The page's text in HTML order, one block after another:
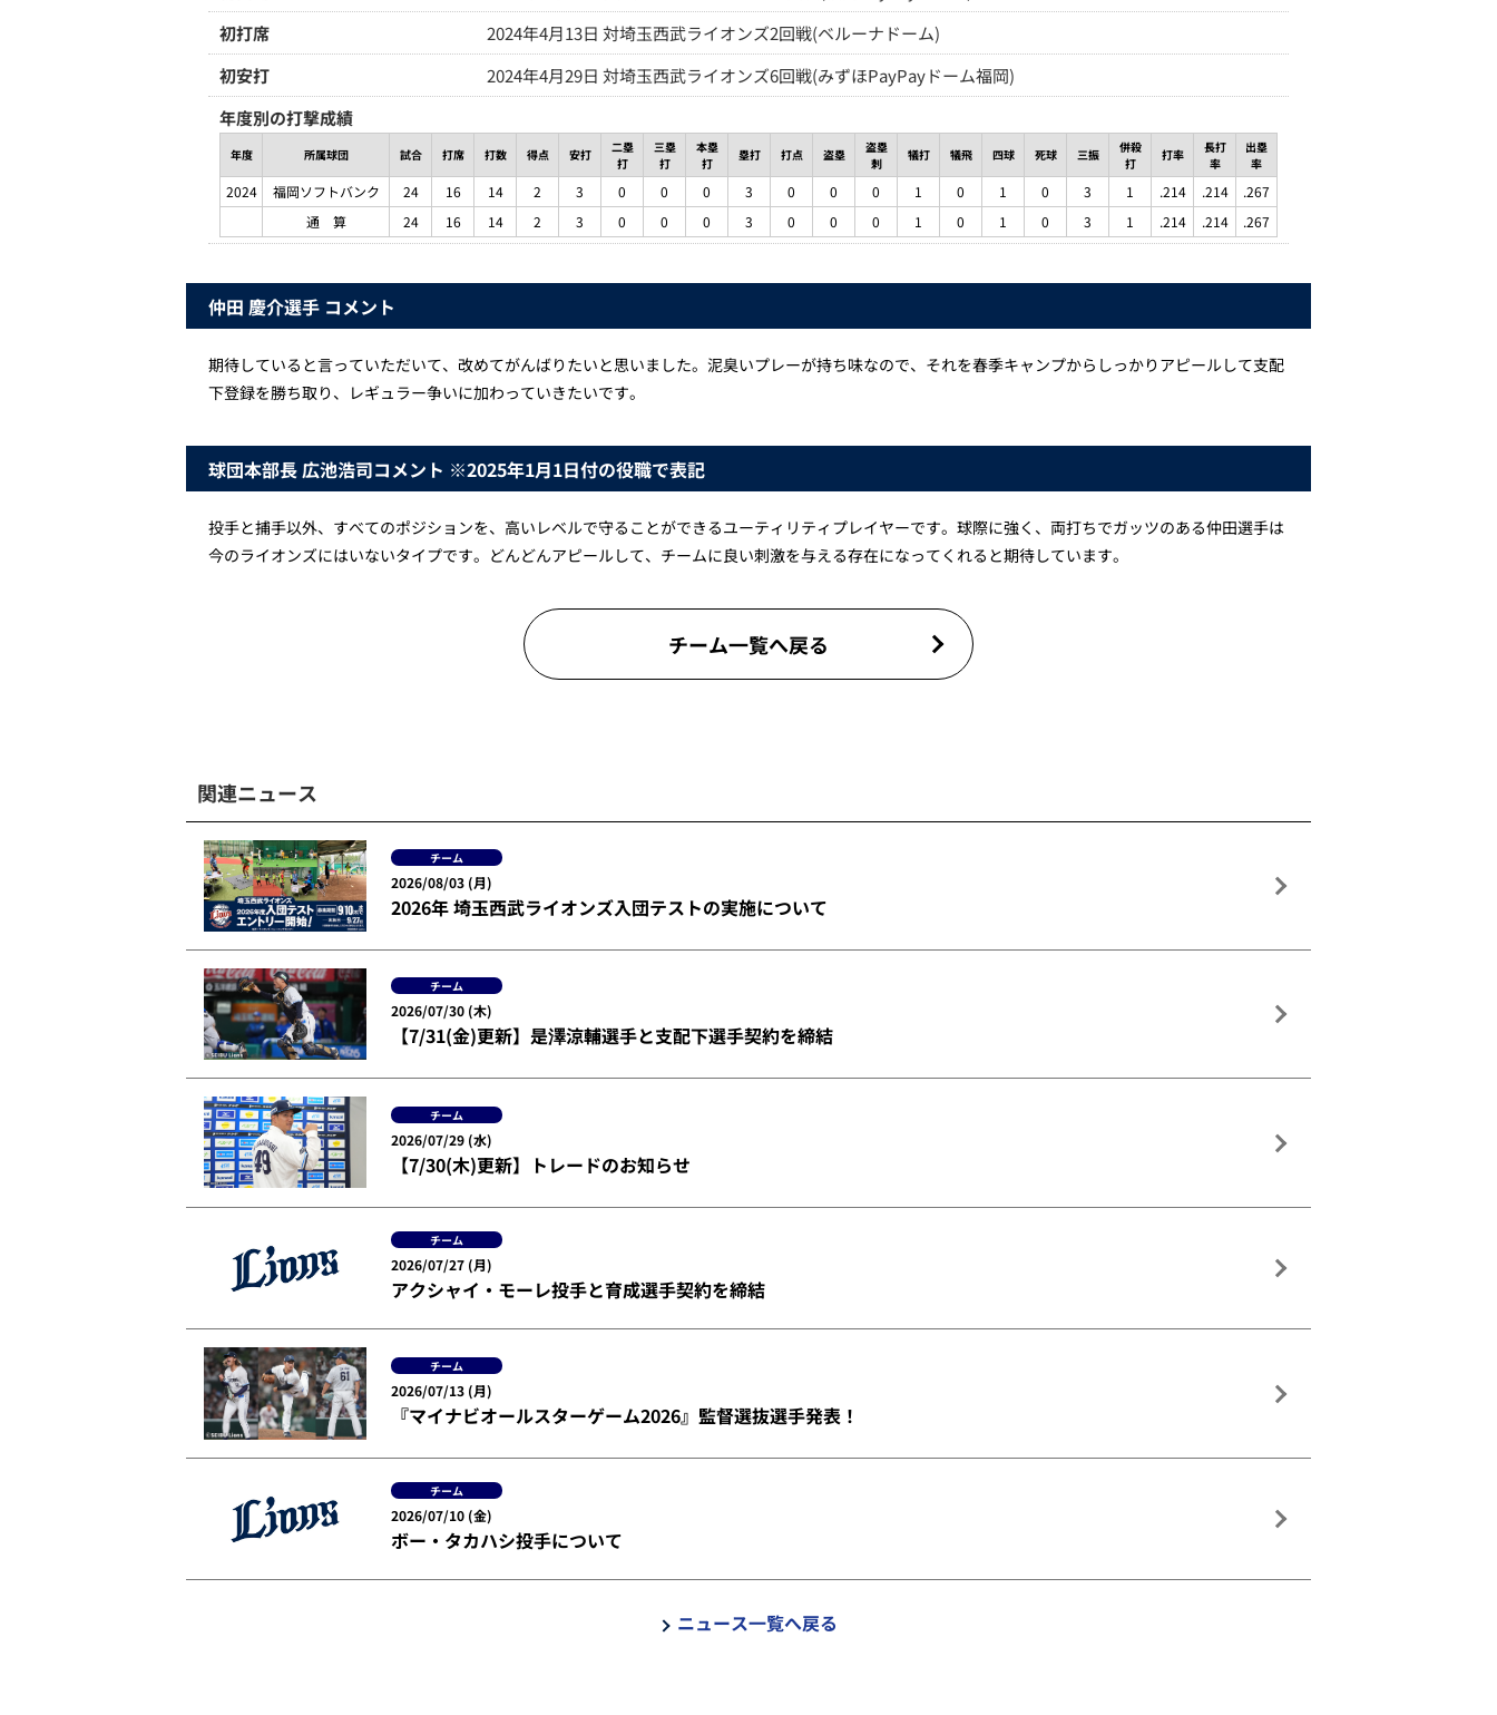
初打席
2024年4月13日 対埼玉西武ライオンズ2回戦(ベルーナドーム)
初安打
2024年4月29日 対埼玉西武ライオンズ6回戦(みずほPayPayドーム福岡)
年度別の打撃成績
年度 所属球団 試合 打席 打数 得点 安打
二塁
打
三塁
打
本塁
打
塁打 打点 盗塁
盗塁
刺
犠打 犠飛 四球 死球 三振
併殺
打
打率
長打
率
出塁
率
2024 福岡ソフトバンク 24 16 14 2 3 0 0 0 3 0 0 0 1 0 1 0 3 1 .214 .214
.267
通 算
24 16 14 2 3 0 0 0 3 0 0 0 1 0 1 0 3 1 .214 .214 .267
仲田 慶介選手 コメント
期待していると言っていただいて、改めてがんばりたいと思いました。泥臭いプレーが持ち味なので、それを春季キャンプからしっかりアピールして支配
下登録を勝ち取り、レギュラー争いに加わっていきたいです。
球団本部長 広池浩司コメント ※2025年1月1日付の役職で表記
投手と捕手以外、すべてのポジションを、高いレベルで守ることができるユーティリティプレイヤーです。球際に強く、両打ちでガッツのある仲田選手は
今のライオンズにはいないタイプです。どんどんアピールして、チームに良い刺激を与える存在になってくれると期待しています。
チーム一覧へ戻る
関連ニュース
チーム
2026/08/03 (月)
2026年 埼玉西武ライオンズ入団テストの実施について
チーム
2026/07/30 (木)
【7/31(金)更新】是澤涼輔選手と支配下選手契約を締結
チーム
2026/07/29 (水)
【7/30(木)更新】トレードのお知らせ
チーム
2026/07/27 (月)
アクシャイ・モーレ投手と育成選手契約を締結
チーム
2026/07/13 (月)
『マイナビオールスターゲーム2026』監督選抜選手発表！
チーム
2026/07/10 (金)
ボー・タカハシ投手について
ニュース一覧へ戻る